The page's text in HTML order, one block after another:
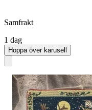
Samfrakt
1 dag
Hoppa över karusell